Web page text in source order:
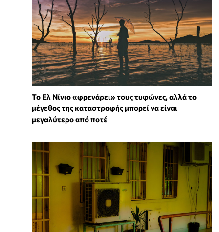
Το Ελ Νίνιο «φρενάρει» τους τυφώνες, αλλά το
μέγεθος της καταστροφής μπορεί να είναι
μεγαλύτερο από ποτέ